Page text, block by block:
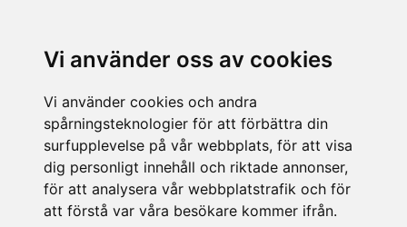
Vi använder oss av cookies
Vi använder cookies och andra
spårningsteknologier för att förbättra din
surfupplevelse på vår webbplats, för att visa
dig personligt innehåll och riktade annonser,
för att analysera vår webbplatstrafik och för
att förstå var våra besökare kommer ifrån.